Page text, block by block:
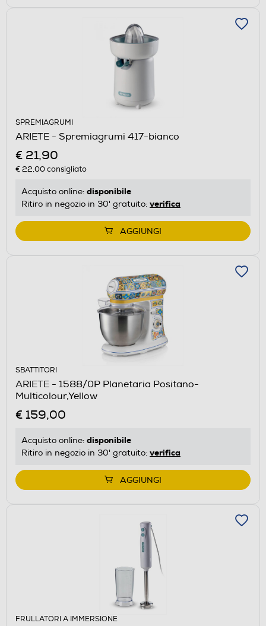
SPREMIAGRUMI
ARIETE - Spremiagrumi 417-bianco
€ 21,90
€ 22,00consigliato
Acquisto online: disponibile
Ritiro in negozio in 30' gratuito: verifica
AGGIUNGI
SBATTITORI
ARIETE - 1588/0P Planetaria Positano-
Multicolour,Yellow
€ 159,00
Acquisto online: disponibile
Ritiro in negozio in 30' gratuito: verifica
AGGIUNGI
FRULLATORI A IMMERSIONE